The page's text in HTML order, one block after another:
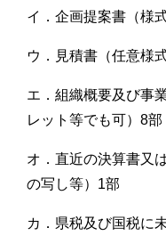
イ．企画提案書（様
ウ．見積書（任意様
エ．組織概要及び事
レット等でも可）8部
オ．直近の決算書又
の写し等）1部
カ．県税及び国税に